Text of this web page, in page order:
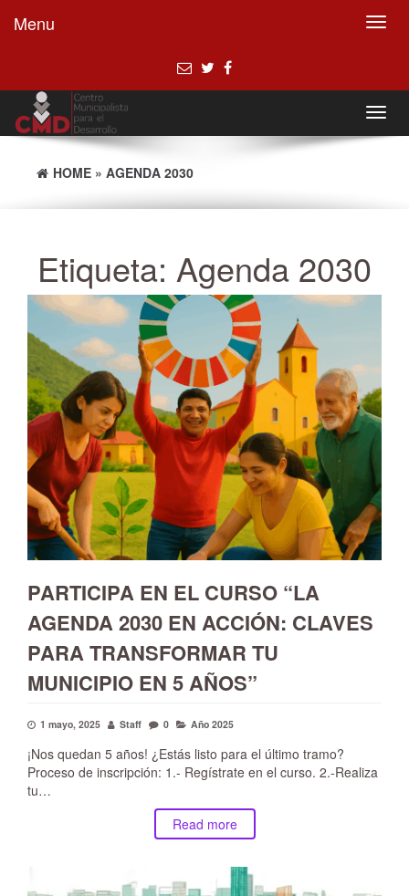
Menu
HOME » AGENDA 2030
Etiqueta: Agenda 2030
PARTICIPA EN EL CURSO “LA
AGENDA 2030 EN ACCIÓN: CLAVES
PARA TRANSFORMAR TU
MUNICIPIO EN 5 AÑOS”
1 mayo, 2025 Staff 0 Año 2025
¡Nos quedan 5 años! ¿Estás listo para el último tramo?
Proceso de inscripción: 1.- Regístrate en el curso. 2.-Realiza
tu…
Read more